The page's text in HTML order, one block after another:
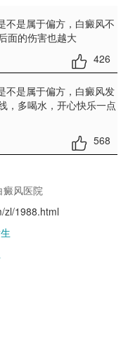
不是属于偏方，白癜风不
面的伤害也越大
426
不是属于偏方，白癜风发
，多喝水，开心快乐一点
568
癜风医院
zl/1988.html